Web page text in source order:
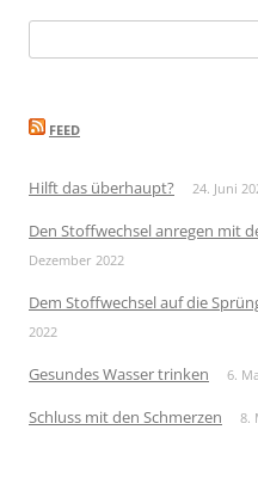
nach:
FEED
Hilft das überhaupt? 24. Juni
Den Stoffwechsel anregen mit
Dezember 2022
Dem Stoffwechsel auf die
2022
Gesundes Wasser trinken 6.
Schluss mit den Schmerzen 8.